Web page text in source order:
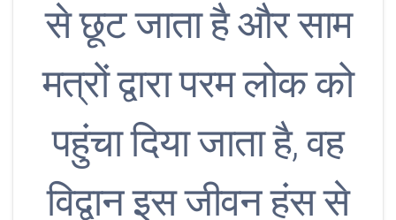
से छूट जाता है और साम
मत्रों द्वारा परम लोक को
पहुंचा दिया जाता है, वह
विद्वान इस जीवन हंस से